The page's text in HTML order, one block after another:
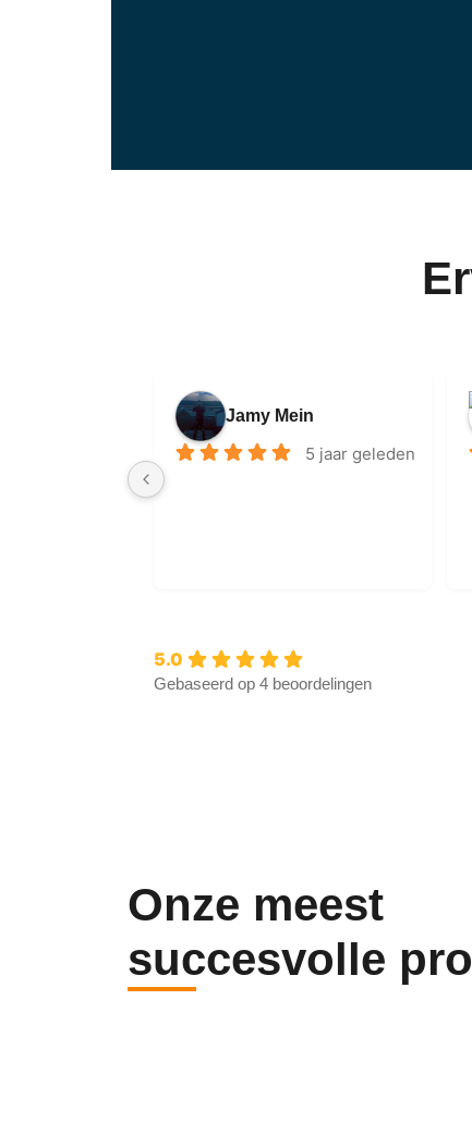
Jamy Mein
5 jaar geleden
5.0
Gebaseerd op 4 beoordelingen
Onze meest
succesvolle